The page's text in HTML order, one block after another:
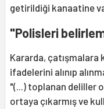
getirildiği kanaatine
"Polisleri
Kararda, çatışmalara
ifadelerini alınıp
"(...) toplanan deliller
ortaya çıkarmış ve